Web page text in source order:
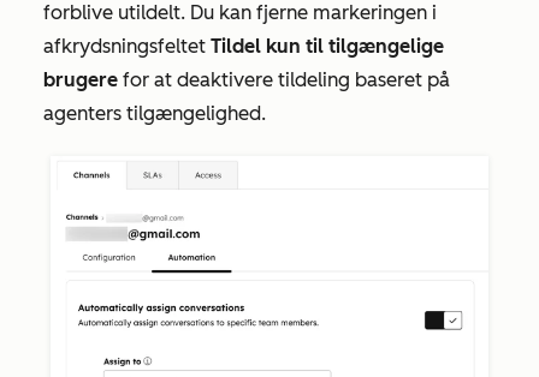
forblive utildelt. Du kan fjerne markeringen i
afkrydsningsfeltet Tildel kun til tilgængelige
brugere for at deaktivere tildeling baseret på
agenters tilgængelighed.